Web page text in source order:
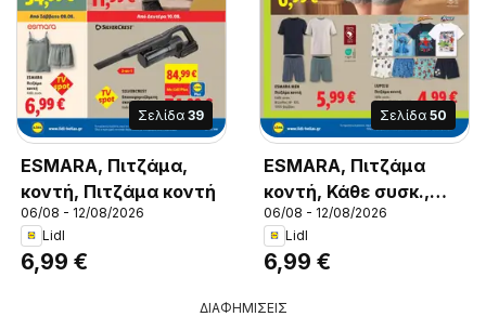
Σελίδα 39
ESMARA, Πιτζάμα,
κοντή, Πιτζάμα κοντή
06/08 - 12/08/2026
Lidl
6,99 €
Σελίδα 50
ESMARA, Πιτζάμα
κοντή, Κάθε συσκ.,
Mέγεθος: S - L,
ESMARA Women's
short pajama set.
06/08 - 12/08/2026
Lidl
6,99 €
ΔΙΑΦΗΜΙΣΕΙΣ